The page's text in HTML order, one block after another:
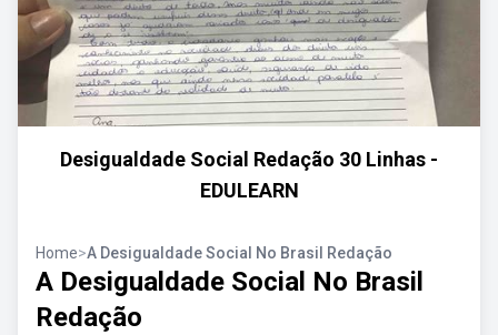
Desigualdade Social Redação 30 Linhas -
EDULEARN
Home>A Desigualdade Social No Brasil Redação
A Desigualdade Social No Brasil
Redação